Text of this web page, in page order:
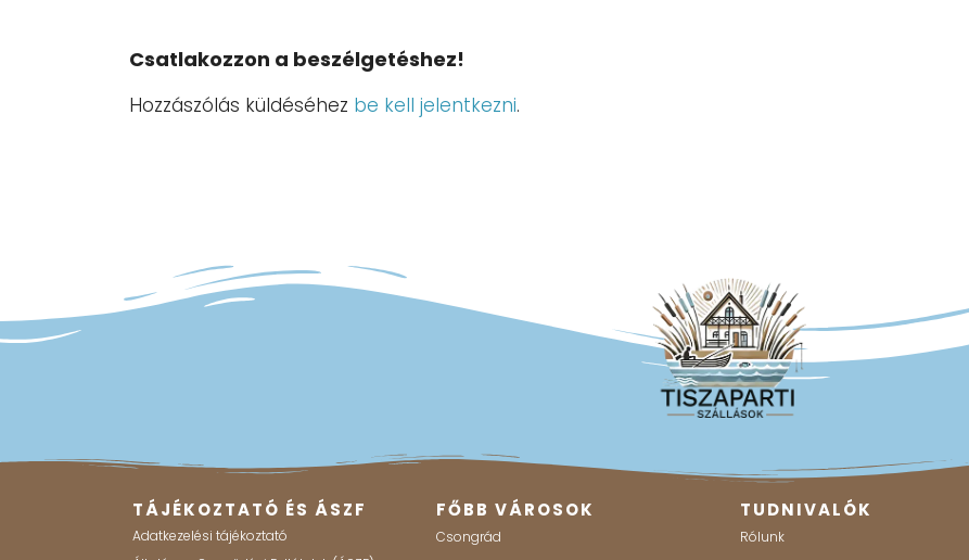
Csatlakozzon a beszélgetéshez!
Hozzászólás küldéséhez be kell jelentkezni.
TÁJÉKOZTATÓ ÉS ÁSZF
Adatkezelési tájékoztató
FŐBB VÁROSOK
Csongrád
TUDNIVALÓK
Rólunk